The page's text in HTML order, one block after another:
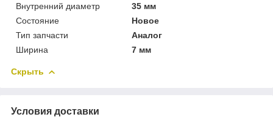
Внутренний диаметр
35 мм
Состояние
Новое
Тип запчасти
Аналог
Ширина
7 мм
Скрыть
Условия доставки